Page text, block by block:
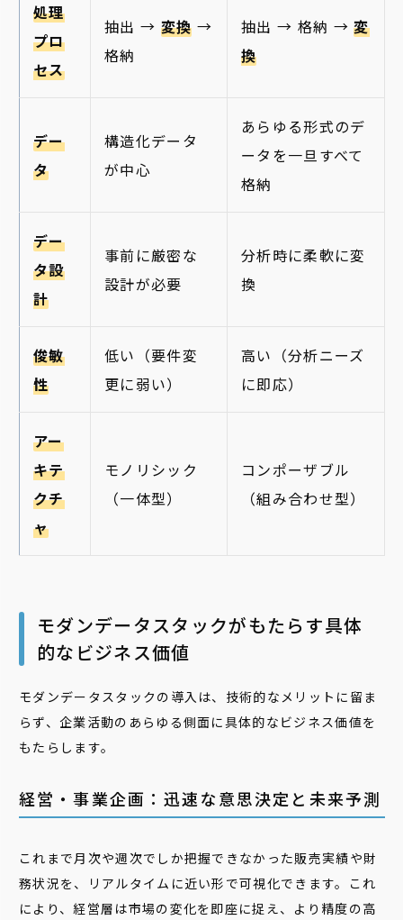
処理
プロ
セス
抽出 → 変換 →
格納
抽出 → 格納 →変
換
デー
タ
構造化データ
が中心
あらゆる形式のデ
ータを一旦すべて
格納
デー
タ設
計
事前に厳密な
設計が必要
分析時に柔軟に変
換
俊敏
性
低い（要件変
更に弱い）
高い（分析ニーズ
に即応）
アー
キテ
クチ
ャ
モノリシック
（一体型）
コンポーザブル
（組み合わせ型）
モダンデータスタックがもたらす具体
的なビジネス価値
モダンデータスタックの導入は、技術的なメリットに留ま
らず、企業活動のあらゆる側面に具体的なビジネス価値を
もたらします。
経営・事業企画：迅速な意思決定と未来予測
これまで月次や週次でしか把握できなかった販売実績や財
務状況を、リアルタイムに近い形で可視化できます。これ
により、経営層は市場の変化を即座に捉え、より精度の高